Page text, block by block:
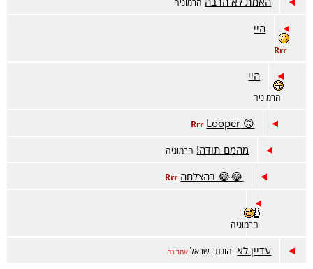
היי
Rrr
היי
הרמוניה
🙃 Looper
Rrr
מהמם תודה! הרמוניה
😂😂 בהצלחה Rrr
הרמוניה
עדיין לא יהונתן ישראל אחרונה